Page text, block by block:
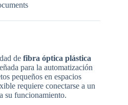
de fibra óptica plástica
para la automatización
pequeños en espacios
requiere conectarse a un
su funcionamiento.